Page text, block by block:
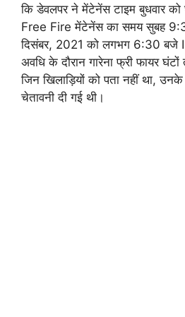
कि डेवलपर ने मेंटेनेंस टाइम बुधवार को
Free Fire मेंटेनेंस का समय सुबह
दिसंबर, 2021 को लगभग 6:30 बजे
अवधि के दौरान गारेना फ्री फायर
जिन खिलाड़ियों को पता नहीं था, उनके
चेतावनी दी गई थी।